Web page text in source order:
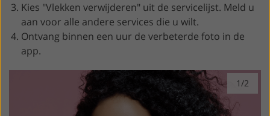
Kies "Vlekken verwijderen" uit de servicelijst. Meld u
aan voor alle andere services die u wilt.
Ontvang binnen een uur de verbeterde foto in de
app.
1/2